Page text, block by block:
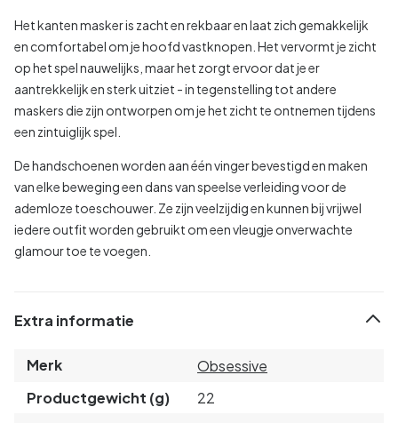
Het kanten masker is zacht en rekbaar en laat zich gemakkelijk
en comfortabel om je hoofd vastknopen. Het vervormt je zicht
op het spel nauwelijks, maar het zorgt ervoor dat je er
aantrekkelijk en sterk uitziet - in tegenstelling tot andere
maskers die zijn ontworpen om je het zicht te ontnemen tijdens
een zintuiglijk spel.
De handschoenen worden aan één vinger bevestigd en maken
van elke beweging een dans van speelse verleiding voor de
ademloze toeschouwer. Ze zijn veelzijdig en kunnen bij vrijwel
iedere outfit worden gebruikt om een vleugje onverwachte
glamour toe te voegen.
Extra informatie
Merk
Obsessive
Productgewicht (g)
22